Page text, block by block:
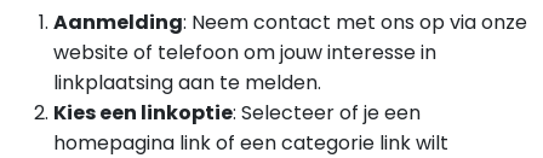
Aanmelding: Neem contact met ons op via onze
website of telefoon om jouw interesse in
linkplaatsing aan te melden.
Kies een linkoptie: Selecteer of je een
homepagina link of een categorie link wilt